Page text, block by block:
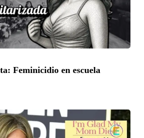
Feminicidio en escuela